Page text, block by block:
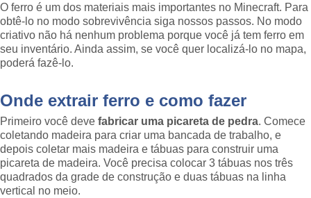
O ferro é um dos materiais mais importantes no Minecraft. Para
obtê-lo no modo sobrevivência siga nossos passos. No modo
criativo não há nenhum problema porque você já tem ferro em
seu inventário. Ainda assim, se você quer localizá-lo no mapa,
poderá fazê-lo.
Onde extrair ferro e como fazer
Primeiro você deve fabricar uma picareta de pedra. Comece
coletando madeira para criar uma bancada de trabalho, e
depois coletar mais madeira e tábuas para construir uma
picareta de madeira. Você precisa colocar 3 tábuas nos três
quadrados da grade de construção e duas tábuas na linha
vertical no meio.